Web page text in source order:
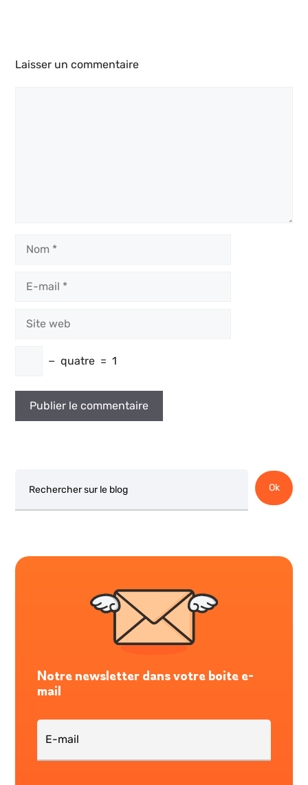
Laisser un commentaire
mail
web
− quatre = 1
Ok
Notre newsletter dans votre boite e-
mail